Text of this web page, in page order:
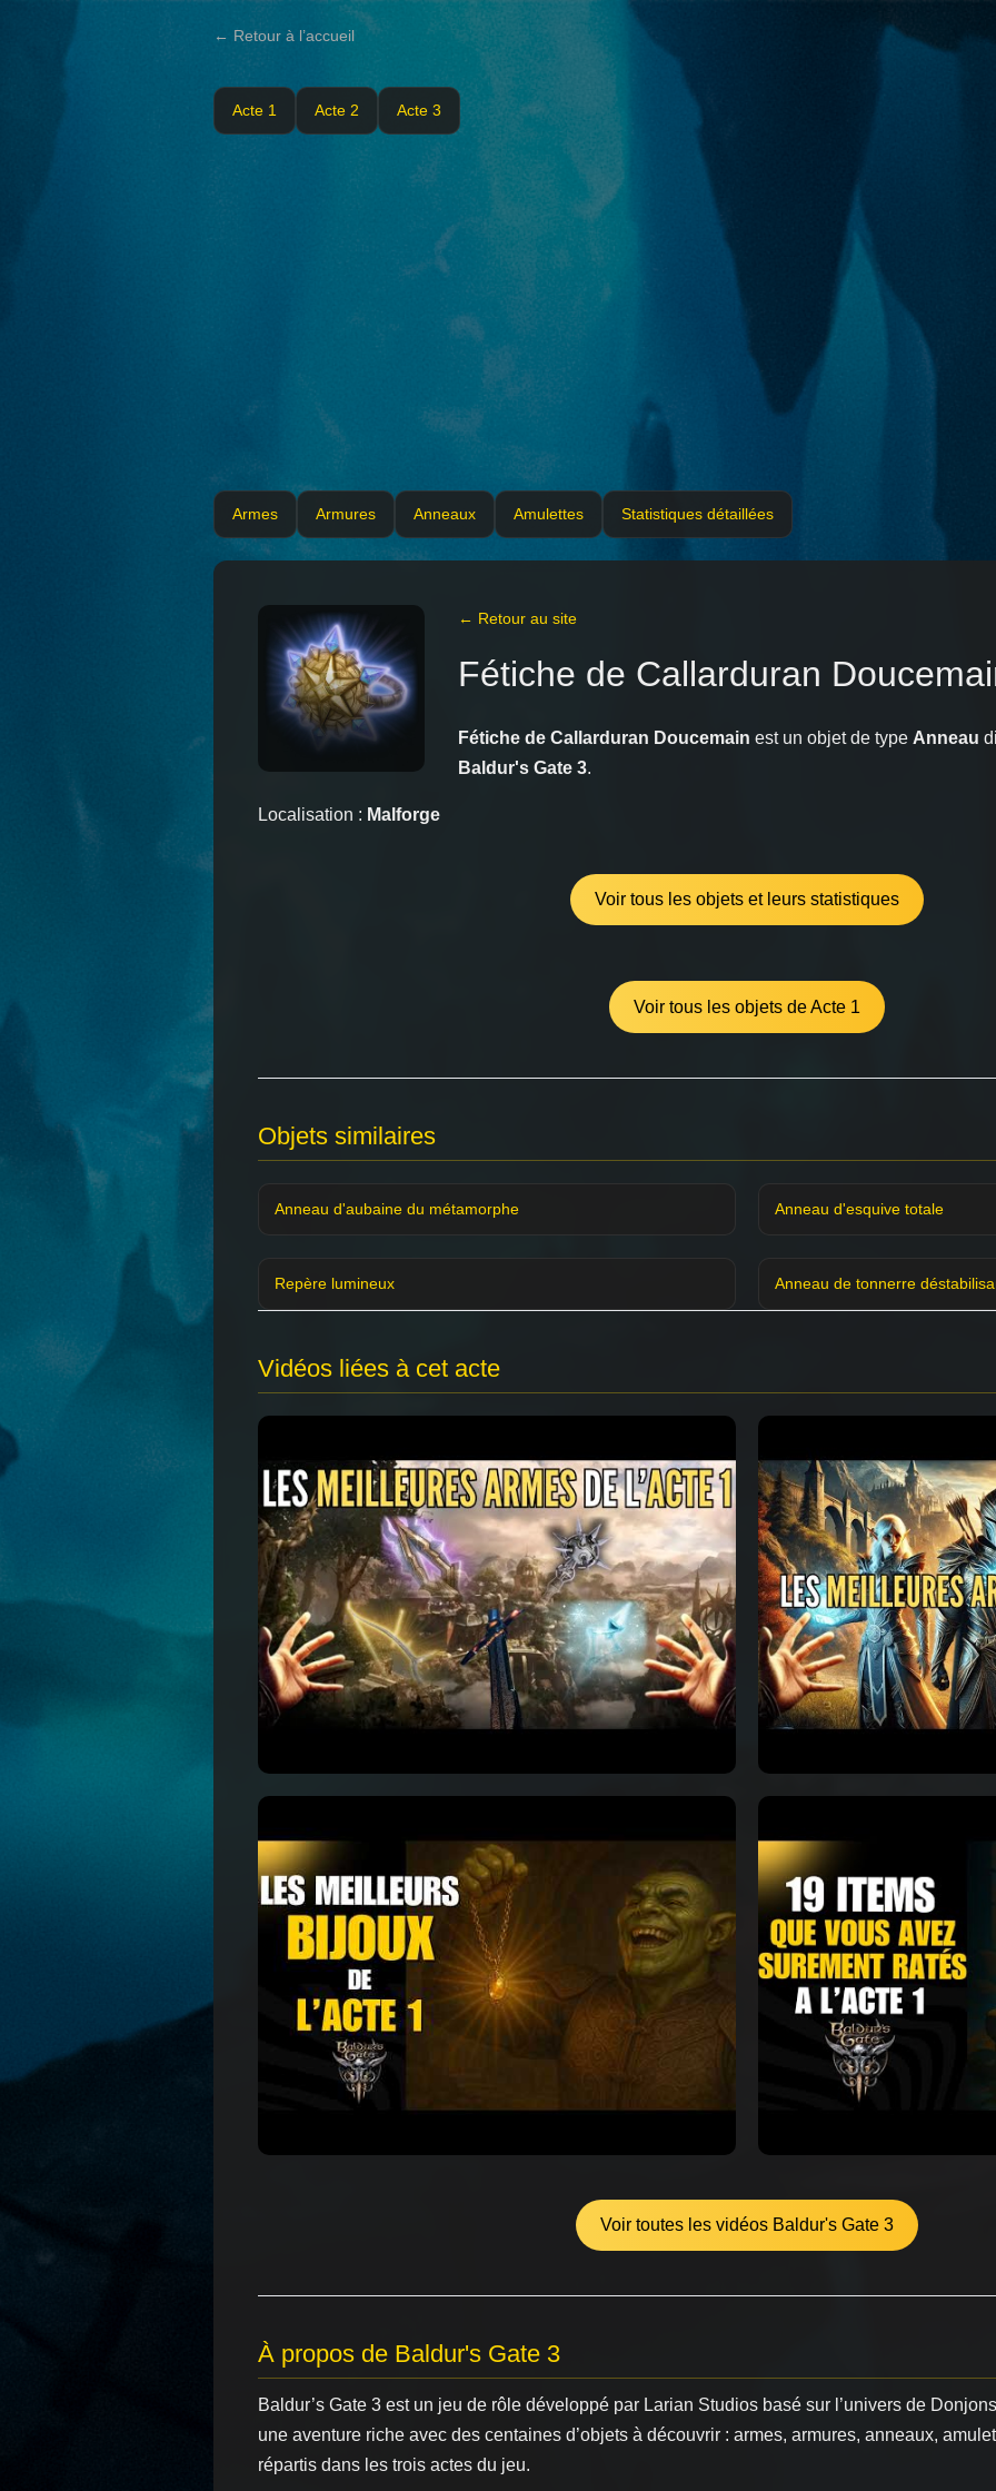
← Retour à l’accueil
Acte 1 Acte 2 Acte 3
Armes Armures Anneaux Amulettes Statistiques détaillées
← Retour au site
Fétiche de Callarduran
Fétiche de Callarduran Doucemain est un objet de type Anneau
Baldur's Gate 3.
Localisation : Malforge
Voir tous les objets et leurs statistiques
Voir tous les objets de Acte 1
Objets similaires
Anneau d'aubaine du métamorphe Anneau d'esquive totale
Repère lumineux Anneau de tonnerre
Vidéos liées à cet acte
Voir toutes les vidéos Baldur's Gate 3
À propos de Baldur's Gate 3
Baldur’s Gate 3 est un jeu de rôle développé par Larian Studios basé sur l’univers de
une aventure riche avec des centaines d’objets à découvrir : armes, armures, anneaux,
répartis dans les trois actes du jeu.